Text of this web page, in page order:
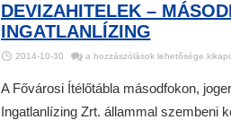
DEVIZAHITELEK –
INGATLANLÍZING
2014-10-30
Devizahitelek
is
vesztett
FHB
a hozzászólások lehetősége
A Fővárosi Ítélőtábla másodfokon,
Ingatlanlízing Zrt. állammal szembeni